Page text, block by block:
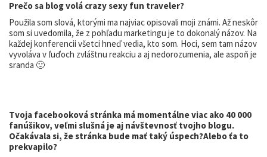
Prečo sa blog volá crazy sexy fun traveler?
Použila som slová, ktorými ma najviac opisovali moji známi. Až neskôr
som si uvedomila, že z pohľadu marketingu je to dokonalý názov. Na
každej konferencii všetci hneď vedia, kto som. Hoci, sem tam názov
vyvoláva v ľuďoch zvláštnu reakciu a aj nedorozumenia, ale aspoň je
sranda 🙂
Tvoja facebooková stránka má momentálne viac ako 40 000
fanúšikov, veľmi slušná je aj návštevnosť tvojho blogu.
Očakávala si, že stránka bude mať taký úspech?Alebo ťa to
prekvapilo?